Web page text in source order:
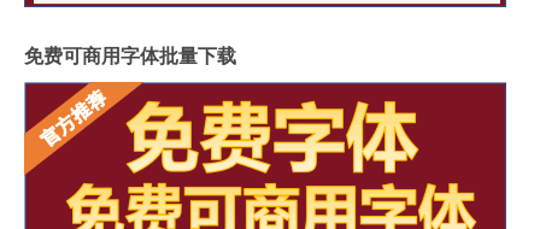
免费可商用字体批量下载